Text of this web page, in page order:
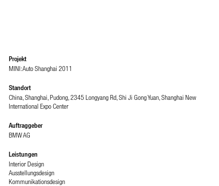
Projekt
MINI: Auto Shanghai 2011
Standort
China, Shanghai, Pudong, 2345 Longyang Rd, Shi Ji Gong Yuan, Shanghai New
International Expo Center
Auftraggeber
BMW AG
Leistungen
Interior Design
Ausstellungsdesign
Kommunikationsdesign